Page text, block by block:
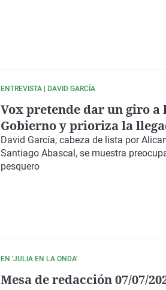
ENTREVISTA | DAVID GARCÍA
Vox pretende dar un giro
Gobierno y prioriza la
provincia
David García, cabeza de lista por
Santiago Abascal , se muestra
pesquero
EN 'JULIA EN LA ONDA'
Mesa de redacción 07/07/